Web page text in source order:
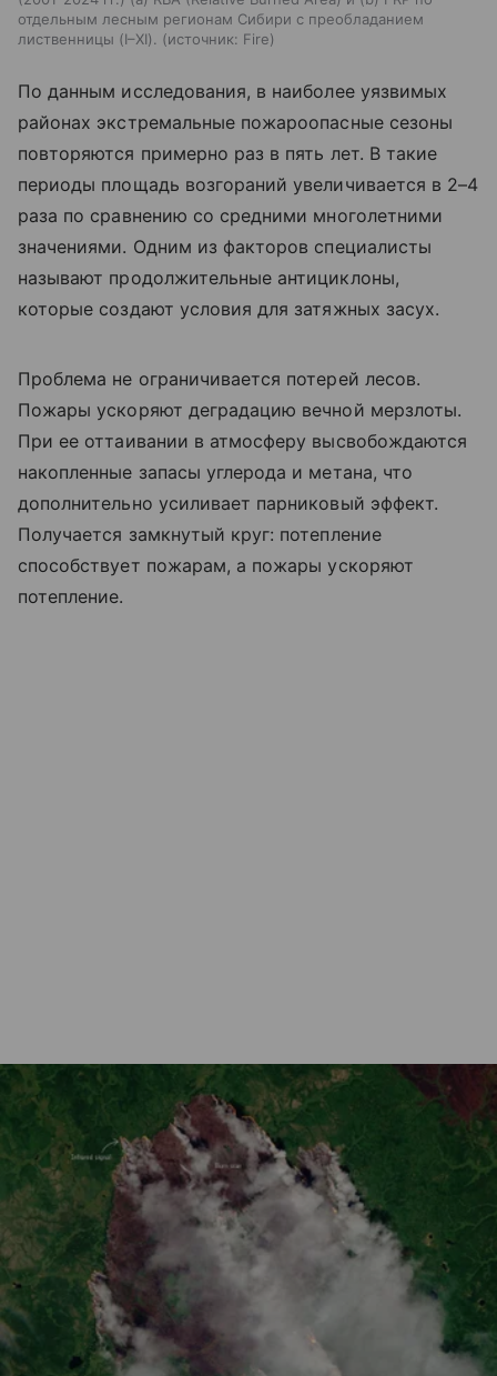
отдельным лесным регионам Сибири с преобладанием
лиственницы (I–XI).
источник: Fire
По данным исследования, в наиболее уязвимых
районах экстремальные пожароопасные сезоны
повторяются примерно раз в пять лет. В такие
периоды площадь возгораний увеличивается в 2–4
раза по сравнению со средними многолетними
значениями. Одним из факторов специалисты
называют продолжительные антициклоны,
которые создают условия для затяжных засух.
Проблема не ограничивается потерей лесов.
Пожары ускоряют деградацию вечной мерзлоты.
При ее оттаивании в атмосферу высвобождаются
накопленные запасы углерода и метана, что
дополнительно усиливает парниковый эффект.
Получается замкнутый круг: потепление
способствует пожарам, а пожары ускоряют
потепление.